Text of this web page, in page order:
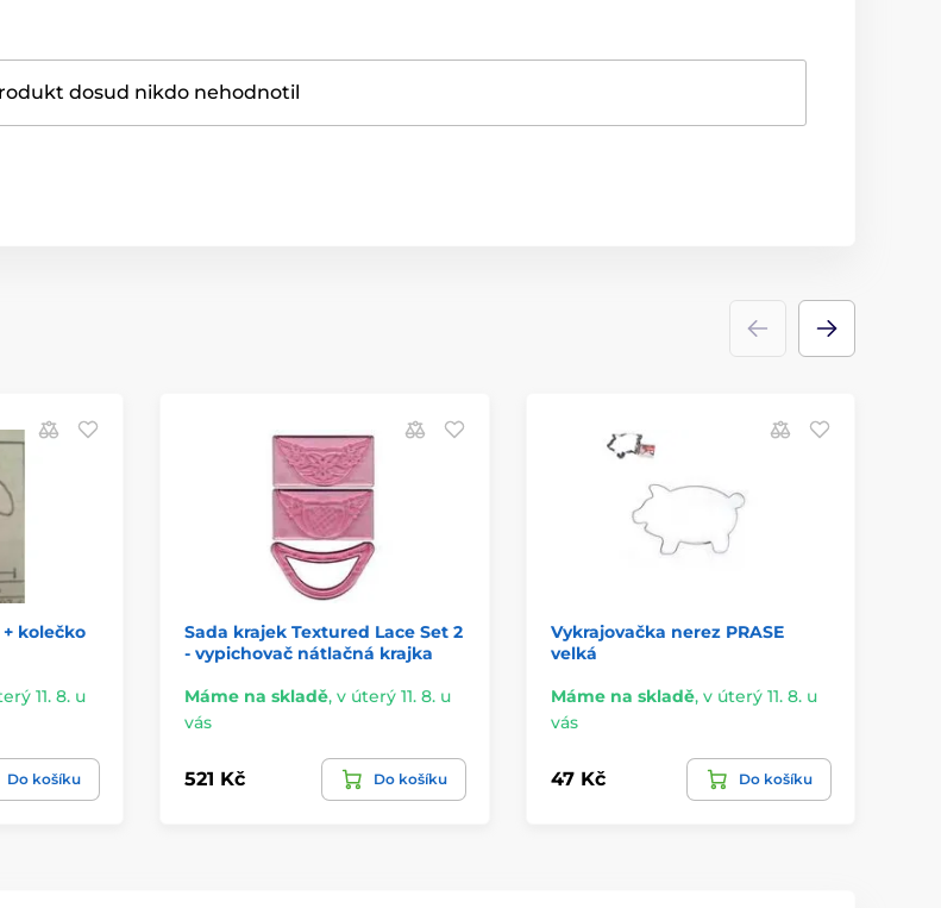
dosud nikdo nehodnotil
kolečko
11. 8. u
Do košíku
Sada krajek Textured Lace Set 2
- vypichovač nátlačná krajka
Máme na skladě, v úterý 11. 8. u
vás
521 Kč Do košíku
Vykrajovačka nerez PRASE
velká
Máme na skladě, v úterý 11. 8. u
vás
47 Kč Do košíku